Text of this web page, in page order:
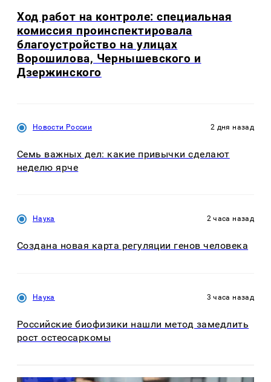
Ход работ на контроле: специальная
комиссия проинспектировала
благоустройство на улицах
Ворошилова, Чернышевского и
Дзержинского
Новости России 2 дня назад
Семь важных дел: какие привычки сделают
неделю ярче
Наука 2 часа назад
Создана новая карта регуляции генов человека
Наука 3 часа назад
Российские биофизики нашли метод замедлить
рост остеосаркомы